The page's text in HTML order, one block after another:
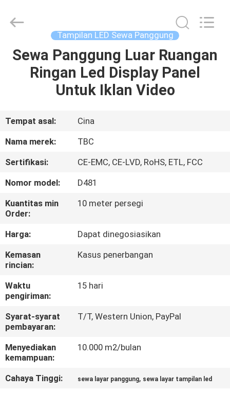
RUMAH
TAMPILAN
VR
TENTANG
KAMI
TUR
PABRIK
KONTROL
KUALITAS
BERITA
PETA
SITUS
Limited.
Tampilan LED Sewa Panggung
Sewa Panggung Luar Ruangan
Ringan Led Display Panel
Untuk Iklan Video
Tempat asal:
Cina
Nama merek:
TBC
Sertifikasi:
CE-EMC, CE-LVD, RoHS, ETL, FCC
Nomor model:
D481
Kuantitas min
Order:
10 meter persegi
Harga:
Dapat dinegosiasikan
Kemasan
rincian:
Kasus penerbangan
Waktu
pengiriman:
15 hari
Syarat-syarat
pembayaran:
T/T, Western Union, PayPal
Menyediakan
kemampuan:
10.000 m2/bulan
Cahaya Tinggi: sewa layar panggung, sewa layar tampilan led